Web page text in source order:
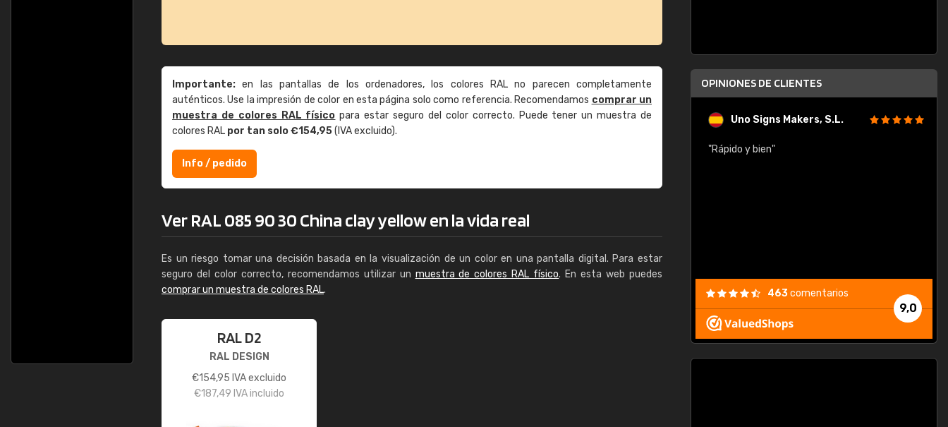
Importante: en las pantallas de los ordenadores, los colores RAL no parecen completamente
auténticos. Use la impresión de color en esta página solo como referencia. Recomendamos comprar un
muestra de colores RAL físico para estar seguro del color correcto. Puede tener un muestra de
colores RAL por tan solo €154,95(IVA excluido).
Info / pedido
Ver RAL 085 90 30 China clay yellow en la vida real
Es un riesgo tomar una decisión basada en la visualización de un color en una pantalla digital. Para estar
seguro del color correcto, recomendamos utilizar un muestra de colores RAL físico. En esta web puedes
comprar un muestra de colores RAL.
RAL D2
RAL DESIGN
€154,95 IVA excluido
€187,49 IVA incluido
OPINIONES DE CLIENTES
Enrique Uno Signs Makers, S.L.
"Rápido y bien"
9,0
463comentarios